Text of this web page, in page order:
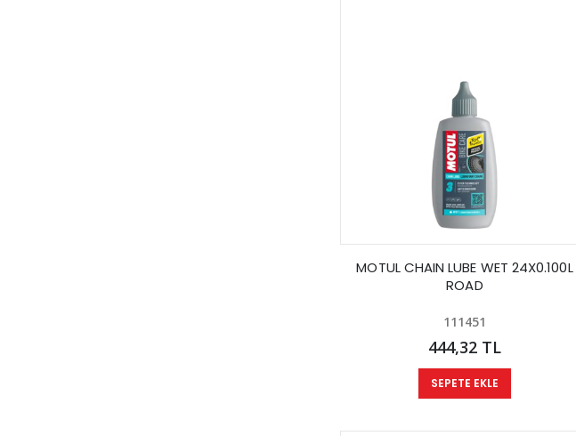
MOTUL CHAIN LUBE WET 24X0.100L
ROAD
111451
444,32 TL
SEPETE EKLE